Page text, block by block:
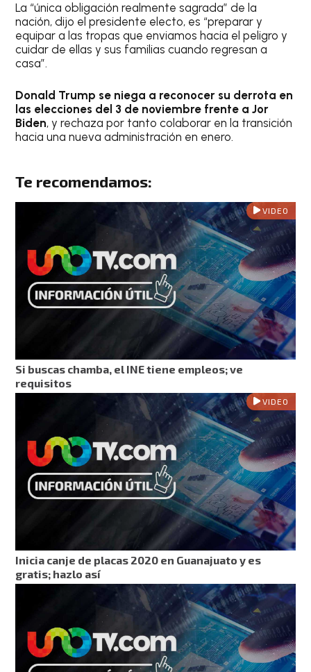
La “única obligación realmente sagrada” de la
nación, dijo el presidente electo, es “preparar y
equipar a las tropas que enviamos hacia el peligro y
cuidar de ellas y sus familias cuando regresan a
casa”.
Donald Trump se niega a reconocer su derrota en
las elecciones del 3 de noviembre frente a Jor
Biden, y rechaza por tanto colaborar en la transición
hacia una nueva administración en enero.
Te recomendamos:
VIDEO
Si buscas chamba, el INE tiene empleos; ve
requisitos
VIDEO
Inicia canje de placas 2020 en Guanajuato y es
gratis; hazlo así